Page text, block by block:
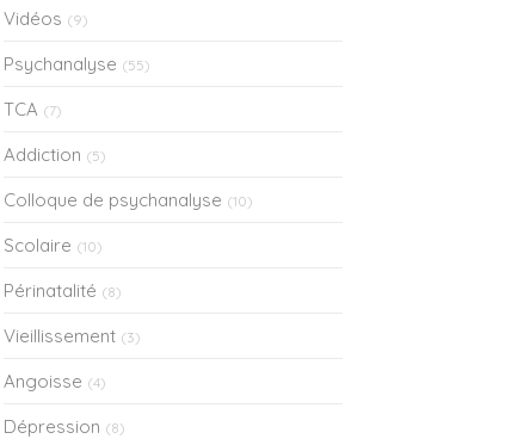
Vidéos (9)
Psychanalyse (55)
TCA (7)
Addiction (5)
Colloque de psychanalyse (10)
Scolaire (10)
Périnatalité (8)
Vieillissement (3)
Angoisse (4)
Dépression (8)